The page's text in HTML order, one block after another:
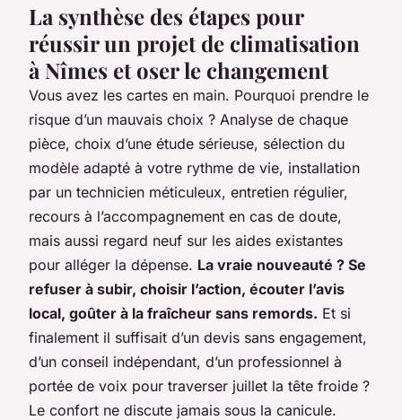
La synthèse des étapes pour
réussir un projet de climatisation
à Nîmes et oser le changement
Vous avez les cartes en main. Pourquoi prendre le
risque d’un mauvais choix ? Analyse de chaque
pièce, choix d’une étude sérieuse, sélection du
modèle adapté à votre rythme de vie, installation
par un technicien méticuleux, entretien régulier,
recours à l’accompagnement en cas de doute,
mais aussi regard neuf sur les aides existantes
pour alléger la dépense. La vraie nouveauté ? Se
refuser à subir, choisir l’action, écouter l’avis
local, goûter à la fraîcheur sans remords. Et si
finalement il suffisait d’un devis sans engagement,
d’un conseil indépendant, d’un professionnel à
portée de voix pour traverser juillet la tête froide ?
Le confort ne discute jamais sous la canicule.